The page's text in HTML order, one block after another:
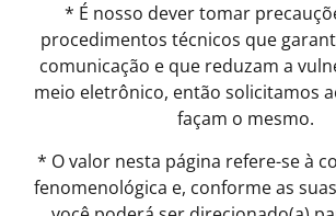
* É nosso dever tomar
procedimentos técnicos que
comunicação e que reduzam a
meio eletrônico, então solicitamos
façam o mesmo.
* O valor nesta página refere-se à
fenomenológica e, conforme as